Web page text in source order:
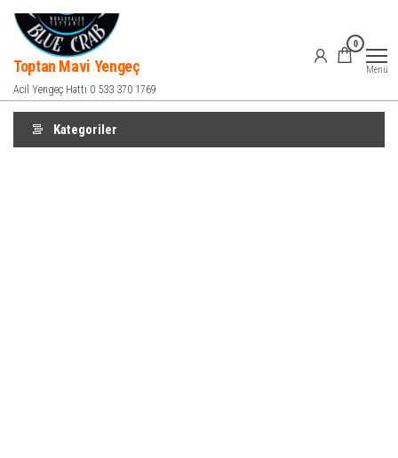
İçeriğe
atla
Toptan Mavi Yengeç
Acil Yengeç Hattı 0 533 370 1769
0
Menü
Kategoriler